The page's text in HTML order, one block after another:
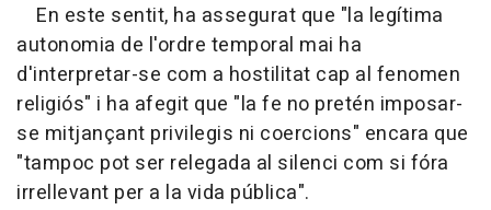
En este sentit, ha assegurat que "la legítima
autonomia de l'ordre temporal mai ha
d'interpretar-se com a hostilitat cap al fenomen
religiós" i ha afegit que "la fe no pretén imposar-
se mitjançant privilegis ni coercions" encara que
"tampoc pot ser relegada al silenci com si fóra
irrellevant per a la vida pública".